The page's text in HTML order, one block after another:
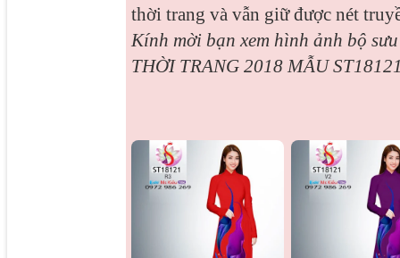
thời trang và vẫn giữ được nét
Kính mời bạn xem hình ảnh bộ
THỜI TRANG 2018 MẪU